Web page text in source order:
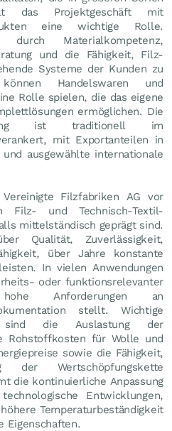
das Projektgeschäft mit
eine wichtige Rolle.
durch Materialkompetenz,
und die Fähigkeit, Filz-
Systeme der Kunden zu
Handelswaren und
Rolle spielen, die das eigene
ermöglichen. Die
ist traditionell im
mit Exportanteilen in
und ausgewählte internationale
Filzfabriken AG vor
Filz- und Technisch-Textil-
mittelständisch geprägt sind.
Qualität, Zuverlässigkeit,
über Jahre konstante
In vielen Anwendungen
oder funktionsrelevanter
Anforderungen an
stellt. Wichtige
sind die Auslastung der
Rohstoffkosten für Wolle und
sowie die Fähigkeit,
der Wertschöpfungskette
die kontinuierliche Anpassung
Entwicklungen,
Temperaturbeständigkeit
Eigenschaften.